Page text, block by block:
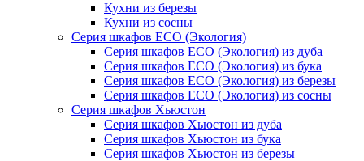
Кухни из березы
Кухни из сосны
Серия шкафов ECO (Экология)
Серия шкафов ECO (Экология) из дуба
Серия шкафов ECO (Экология) из бука
Серия шкафов ECO (Экология) из березы
Серия шкафов ECO (Экология) из сосны
Серия шкафов Хьюстон
Серия шкафов Хьюстон из дуба
Серия шкафов Хьюстон из бука
Серия шкафов Хьюстон из березы